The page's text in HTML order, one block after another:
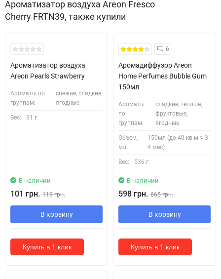
Ароматизатор воздуха Areon Fresco
Cherry FRTN39, также купили
Ароматизатор воздуха
Areon Pearls Strawberry
Ароматы по
группам:
свежие, сладкие,
ягодные
Вес: 31 г
В наличии
101 грн. 119 грн.
В корзину
Купить в 1 клик
Безкоштовна Доставка
6
Аромадиффузор Areon
Home Perfumes Bubble Gum
150мл
Ароматы
по
группам:
сладкие, теплые,
фруктовые,
ягодные
Объем,
мл:
150мл (до 40 кв.м ≈ 3-
4 мес)
Вес: 536 г
В наличии
598 грн. 665 грн.
В корзину
Купить в 1 клик